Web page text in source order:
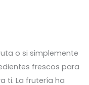
o si simplemente
frescos para
ti. La frutería ha